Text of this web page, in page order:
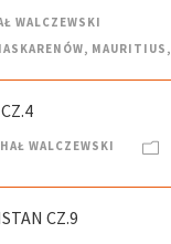
WALCZEWSKI
, MAURITIUS ,
WALCZEWSKI
CZ.9